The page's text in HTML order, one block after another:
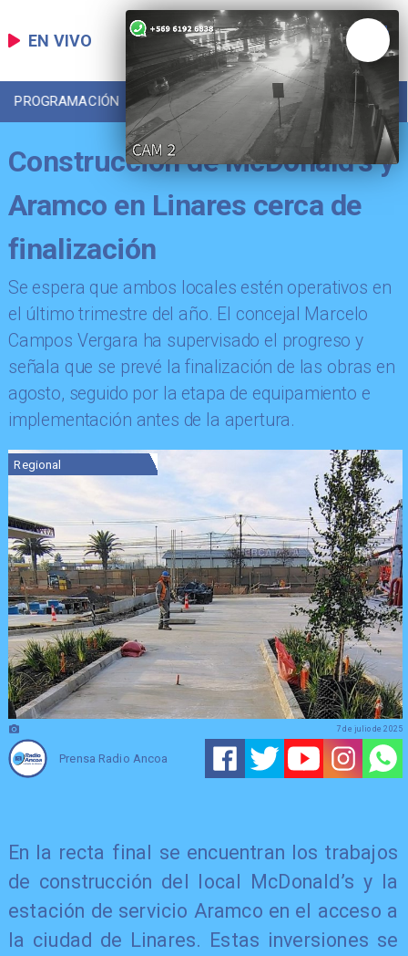
EN VIVO
PROGRAMACIÓN LOCAL DEPORTES
Construcción de McDonald’s y
Aramco en Linares cerca de
finalización
Se espera que ambos locales estén operativos en
el último trimestre del año. El concejal Marcelo
Campos Vergara ha supervisado el progreso y
señala que se prevé la finalización de las obras en
agosto, seguido por la etapa de equipamiento e
implementación antes de la apertura.
Regional
Prensa Radio Ancoa
7 de julio de 2025
En la recta final se encuentran los trabajos
de construcción del local McDonald’s y la
estación de servicio Aramco en el acceso a
la ciudad de Linares. Estas inversiones se